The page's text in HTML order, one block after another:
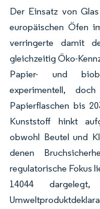
Der Einsatz von
europäischen Öfen
verringerte damit
gleichzeitig Öko-
Papier- und
experimentell,
Papierflaschen bis
Kunststoff hinkt
obwohl Beutel und
denen
regulatorische Fokus
14044